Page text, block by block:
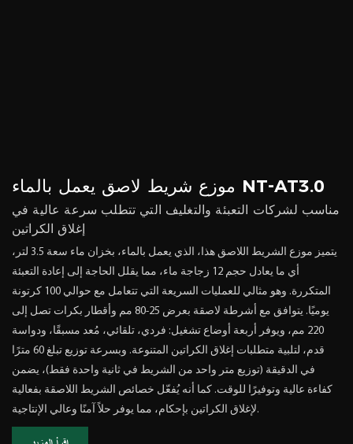
موزع شريط لاصق يعمل بالماء NT-AT3.0
مناسب لشركات التعبئة والتغليف التي تتطلب سرعة عالية في
إغلاق الكراتين
يتميز موزع الشريط اللاصق هذا، الذي يعمل بالماء، بخزان ماء سعة 3.5 لتر،
أي ما يعادل حجم 12 زجاجة ماء، مما يقلل الحاجة إلى إعادة التعبئة
المتكررة. وهو مثالي للعمليات السريعة التي تتعامل مع حوالي 100 كرتونة
يوميًا. يتوافق مع أشرطة لاصقة بعرض 25-80 مم وأقطار بكرات تصل إلى
220 مم، ويوفر أربعة أوضاع تشغيل: فردي، تلقائي، مُعد مسبقًا، ودواسة
قدم، لتلبية متطلبات إغلاق الكراتين المتنوعة. وبسرعة توزيع تبلغ 60 مترًا
في الدقيقة (توزيع متر واحد من الشريط في ثانية واحدة فقط)، يضمن
كفاءة عالية وتوفيرًا للوقت. كما أنه يُفعّل خصائص الشريط اللاصقة بفعالية
لإغلاق الكراتين بإحكام، مما يوفر حلاً آمنًا وعالي الإنتاجية.